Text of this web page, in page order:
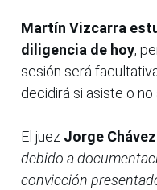
Martín Vizcarra
diligencia de hoy,
sesión será
decidirá si asiste o no
El juez Jorge Chávez
debido a
convicción